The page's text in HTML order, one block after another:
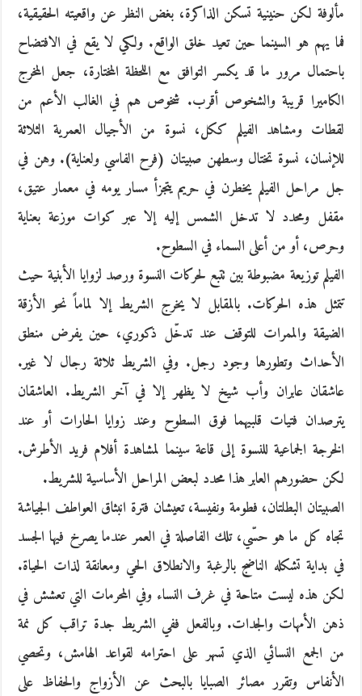
مألوفة لكن حنينية تسكن الذاكرة، بغض النظر عن واقعيته الحقيقية،
فما يهم هو السينما حين تعيد خلق الواقع. ولكي ﻻ يقع في الافتضاح
باحتمال مرور ما قد يكسر التوافق مع اللحظة المختارة، جعل المخرج
الكاميرا قريبة والشخوص أقرب. شخوص هم في الغالب اﻷعم من
لقطات ومشاهد الفيلم ككل، نسوة من الأجيال العمرية الثلاثة
للإنسان، نسوة تختال وسطهن صبيتان (فرح الفاسي ولعناية). وهن في
جل مراحل الفيلم يخطرن في حريم يتجزأ مسار يومه في معمار عتيق،
مقفل ومحدد ﻻ تدخل الشمس إليه إلا عبر كوات موزعة بعناية
وحرص، أو من أعلى السماء في السطوح.
الفيلم توزيعة مضبوطة بين تتبع لحركات النسوة ورصد لزوايا اﻷبنية حيث
تتمثل هذه الحركات. بالمقابل ﻻ يخرج الشريط إلا لماماً نحو الأزقة
الضيقة والممرات للتوقف عند تدخّل ذكوري، حين يفرض منطق
اﻷحداث وتطورها وجود رجل. وفي الشريط ثلاثة رجال ﻻ غير.
عاشقان عابران وأب شيخ لا يظهر إلا في آخر الشريط. العاشقان
يترصدان فتيات قلبيهما فوق السطوح وعند زوايا الحارات أو عند
الخرجة الجماعية للنسوة إلى قاعة سينما لمشاهدة أفلام فريد الأطرش.
لكن حضورهم العابر هذا محدد لبعض المراحل اﻷساسية للشريط.
الصبيتان البطلتان، فطومة ونفيسة، تعيشان فترة انبثاق العواطف الجياشة
تجاه كل ما هو حسّي، تلك الفاصلة في العمر عندما يصرخ فيها الجسد
في بداية تشكله الناضج بالرغبة والانطلاق الحي ومعانقة لذات الحياة.
لكن هذه ليست متاحة في غرف النساء وفي المحرمات التي تعشش في
ذهن اﻷمهات والجدات. وبالفعل ففي الشريط جدة تراقب كل نمة
من الجمع النسائي الذي تسهر على احترامه لقواعد الهامش، وتحصي
اﻷنفاس وتقرر مصائر الصبايا بالبحث عن اﻷزواج والحفاظ على